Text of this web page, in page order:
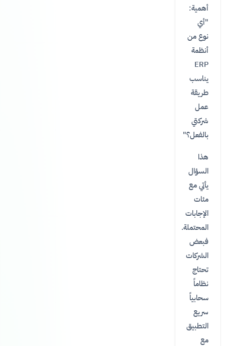
أهمية:
"أي
نوع من
أنظمة
ERP
يناسب
طريقة
عمل
شركتي
بالفعل؟"
هذا
السؤال
يأتي مع
مئات
الإجابات
المحتملة.
فبعض
الشركات
تحتاج
نظاماً
سحابياً
سريع
التطبيق
مع